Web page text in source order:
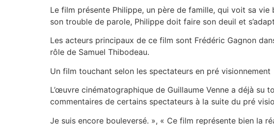
Le film présente Philippe, un père de famille, qui voit sa vie
son trouble de parole, Philippe doit faire son deuil et
Les acteurs principaux de ce film sont Frédéric Gagnon
rôle de Samuel Thibodeau.
Un film touchant selon les spectateurs en pré visionnement
L’œuvre cinématographique de Guillaume Venne a déjà
commentaires de certains spectateurs à la suite du pré
Je suis encore bouleversé. », « Ce film représente bien la